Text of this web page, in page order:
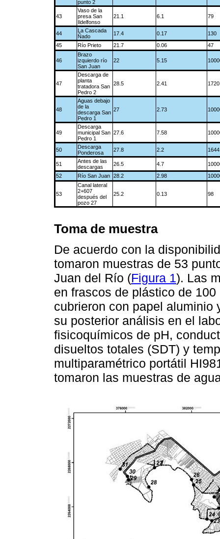
punto 2
43
Vaso de la
presa San
Ildelfonso
21.1 6.1 79
44
La Cascada
Ñado
17.4 0.17
130
45
Río Prieto 21.7 0.06 47
46
Brazo
izquierdo río
San Juan
22 5.15
47
Descarga de
planta
tratadora San
Pedro 2
28.5 2.41 1720
48
Aguas debajo
de la
descarga San
Pedro 1
27 2.73
49
Descarga
municipal San
Pedro 1
27.6 7.58
50
Descarga
Ponderosa
27.8 2.2 1644
51
Antes de las
descargas
26.5 4.7
52
Río San Juan 28.2 2.98
53
Canal lateral
2+607
después del
pozo 27
25.2 0.13 98
Toma de muestra
De acuerdo con la
tomaron muestras de 53
Juan del Río (Figura 1). Las
en frascos de plástico de
cubrieron con papel aluminio
su posterior análisis en el
fisicoquímicos de pH,
disueltos totales (SDT) y
multiparamétrico portátil
tomaron las muestras de